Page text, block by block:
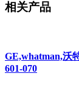
相关产品
GE,whatman,沃
601-070